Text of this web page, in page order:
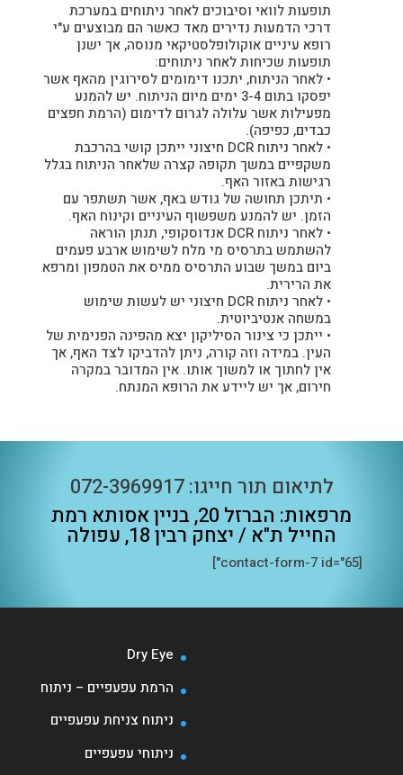
תופעות לוואי וסיבוכים לאחר ניתוחים במערכת
דרכי הדמעות נדירים מאד כאשר הם מבוצעים ע"י
רופא עיניים אוקולופלסטיקאי מנוסה, אך ישנן
תופעות שכיחות לאחר ניתוחים:
• לאחר הניתוח, יתכנו דימומים לסירוגין מהאף אשר
יפסקו בתום 3-4 ימים מיום הניתוח. יש להמנע
מפעילות אשר עלולה לגרום לדימום (הרמת חפצים
כבדים, כפיפה).
• לאחר ניתוח DCR חיצוני ייתכן קושי בהרכבת
משקפיים במשך תקופה קצרה שלאחר הניתוח בגלל
רגישות באזור האף.
• תיתכן תחושה של גודש באף, אשר תשתפר עם
הזמן. יש להמנע משפשוף העיניים וקינוח האף.
• לאחר ניתוח DCR אנדוסקופי, תנתן הוראה
להשתמש בתרסיס מי מלח לשימוש ארבע פעמים
ביום במשך שבוע התרסיס ממיס את הטמפון ומרפא
את הרירית.
• לאחר ניתוח DCR חיצוני יש לעשות שימוש
במשחה אנטיביוטית.
• ייתכן כי צינור הסיליקון יצא מהפינה הפנימית של
העין. במידה וזה קורה, ניתן להדביקו לצד האף, אך
אין לחתוך או למשוך אותו. אין המדובר במקרה
חירום, אך יש ליידע את הרופא המנתח.
לתיאום תור חייגו:072-3969917
מרפאות: הברזל 20, בניין אסותא רמת
החייל ת"א / יצחק רבין 18, עפולה​
[contact-form-7 id="65"]
Dry Eye
הרמת עפעפיים – ניתוח
ניתוח צניחת עפעפיים
ניתוחי עפעפיים